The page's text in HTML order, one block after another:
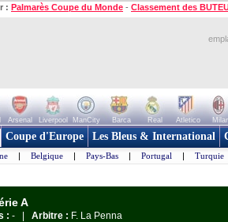
: Palmarès Coupe du Monde - Classement des
Arsenal Liverpool ManCity Barca Real Atletico
Coupe d'Europe Les Bleus & International
| Belgique | Pays-Bas | Portugal | Turquie
A
: - | Arbitre : F. La Penna